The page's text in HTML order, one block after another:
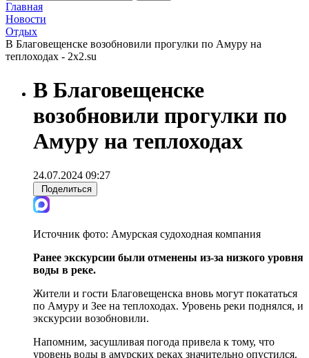
Главная
Новости
Отдых
В Благовещенске возобновили прогулки по Амуру на
теплоходах - 2x2.su
В Благовещенске
возобновили прогулки по
Амуру на теплоходах
24.07.2024 09:27
Поделиться
Источник фото: Амурская судоходная компания
Ранее экскурсии были отменены из-за низкого уровня
воды в реке.
Жители и гости Благовещенска вновь могут покататься
по Амуру и Зее на теплоходах. Уровень реки поднялся, и
экскурсии возобновили.
Напомним, засушливая погода привела к тому, что
уровень воды в амурских реках значительно опустился.